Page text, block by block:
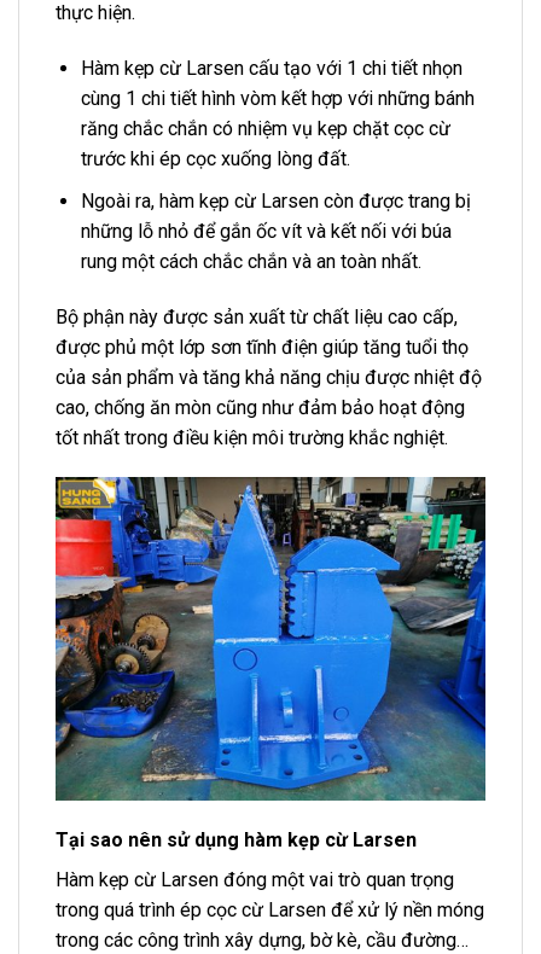
thực hiện.
Hàm kẹp cừ Larsen cấu tạo với 1 chi tiết nhọn
cùng 1 chi tiết hình vòm kết hợp với những bánh
răng chắc chắn có nhiệm vụ kẹp chặt cọc cừ
trước khi ép cọc xuống lòng đất.
Ngoài ra, hàm kẹp cừ Larsen còn được trang bị
những lỗ nhỏ để gắn ốc vít và kết nối với búa
rung một cách chắc chắn và an toàn nhất.
Bộ phận này được sản xuất từ chất liệu cao cấp,
được phủ một lớp sơn tĩnh điện giúp tăng tuổi thọ
của sản phẩm và tăng khả năng chịu được nhiệt độ
cao, chống ăn mòn cũng như đảm bảo hoạt động
tốt nhất trong điều kiện môi trường khắc nghiệt.
Tại sao nên sử dụng hàm kẹp cừ Larsen
Hàm kẹp cừ Larsen đóng một vai trò quan trọng
trong quá trình ép cọc cừ Larsen để xử lý nền móng
trong các công trình xây dựng, bờ kè, cầu đường…